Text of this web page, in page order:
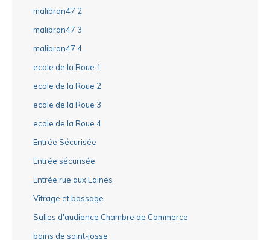
malibran47 2
malibran47 3
malibran47 4
ecole de la Roue 1
ecole de la Roue 2
ecole de la Roue 3
ecole de la Roue 4
Entrée Sécurisée
Entrée sécurisée
Entrée rue aux Laines
Vitrage et bossage
Salles d'audience Chambre de Commerce
bains de saint-josse